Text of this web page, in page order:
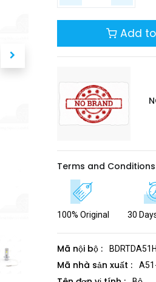
Add
Terms and Conditions
100% Original 30
Mã nội bộ :
Mã nhà sản xuất :